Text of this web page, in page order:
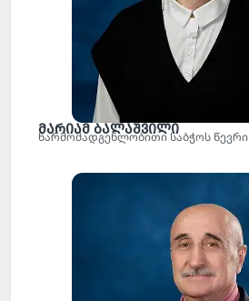
მარიამ ბალაშვილი
წარმომადგენლობითი საბჭოს წევრი